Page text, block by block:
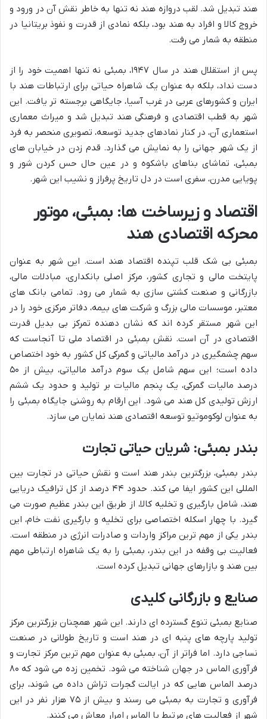
هند تبدیل شد. لقب دروازه هند نه تنها به خاطر نقش آن در ورود و
خروج کالا و افراد به هند بود، بلکه نمادی از قدرت و نفوذ بریتانیا در
منطقه به شمار می رفت.
پس از استقلال هند در سال ۱۹۴۷، بمبئی نه تنها اهمیت خود را از
دست نداد، بلکه به عنوان یک شاهراه حیاتی برای ارتباطات هند با
ایران و کشورهای عربی در غرب آسیا، جایگاهی برجسته تر یافت. این
شهر به قطب اقتصادی و فرهنگی هند تبدیل شد و میراث معماری
استعماری آن، در کنار نمادهای جدید توسعه، تصویری منحصر به فرد
از یک شهر جهانی را به نمایش می گذارد. قدم زدن در خیابان های
بمبئی، تماشای بناهای باشکوه و در عین حال حس کردن شور و
پویایی مدرن، سفری است در دل تاریخ پرفراز و نشیب این شهر.
اقتصاد و زیرساخت ها: بمبئی، موتور
محرکه اقتصادی هند
بمبئی بی شک قلب تپنده اقتصاد هند است. این شهر به عنوان
پایتخت مالی و تجاری کشور، مرکز اصلی بانکداری، مبادلات مالی،
بازرگانی و صنعت کشتی سازی به شمار می رود. تمامی بانک های
معتبر، موسسات مالی بزرگ و شرکت های بیمه، دفاتر مرکزی خود را در
این شهر مستقر کرده اند که نشان دهنده تمرکز بی بدیل قدرت
اقتصادی در آن است. نقش بمبئی در اقتصاد ملی تا آنجاست که
سهم چشمگیری در درآمد مالیاتی و گمرکی کل کشور به خود اختصاص
داده است؛ این سهم شامل یک سوم درآمد مالیاتی، بیش از ۵۰
درصد مالیات گمرکی، یک پنجم مالیات بر تولید و حدود یک ششم
ارزش تولیدی کل هند می شود. این ارقام به روشنی جایگاه بمبئی را
به عنوان لوکوموتیو توسعه اقتصادی هند نمایان می سازد.
بندر بمبئی: شریان حیاتی تجارت
بندر بمبئی، بزرگترین بندر هند است و نقش حیاتی در تجارت بین
المللی این کشور ایفا می کند. حدود ۴۴ درصد از کل ترافیک دریایی
هند، شامل بارگیری و تخلیه کالا، از طریق این بندر عظیم صورت می
گیرد. با چهار اسکله اختصاصی برای تخلیه و بارگیری نفت خام، این
بندر یکی از مهم ترین مراکز واردات و صادرات انرژی در منطقه است.
فعالیت بی وقفه در این بندر، بمبئی را به یک شاهراه ارتباطی مهم
بین هند و بازارهای جهانی تبدیل کرده است.
صنایع و بازرگانی کلیدی
صنایع بمبئی تنوع گسترده ای دارند. این شهر همچنان بزرگترین مرکز
تولید پارچه های پنبه ای در هند است و تاریخ طولانی در صنعت
نساجی دارد. اما فراتر از آن، بمبئی به عنوان مهم ترین مرکز تجارت و
فرآوری الماس در جهان شناخته می شود. تخمین زده می شود که ۸۰
درصد الماس هایی که در ایالت گجرات تراش داده می شوند، برای
فرآوری و تجارت به بمبئی می رسند و بیش از ۷۵ هزار نفر در این
شهر از فعالیت های مرتبط با الماس امرار معاش می کنند.